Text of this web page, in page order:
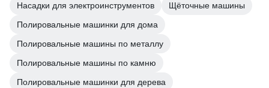
Насадки для электроинструментов
Щёточные машины
Полировальные машинки для дома
Полировальные машины по металлу
Полировальные машины по камню
Полировальные машинки для дерева